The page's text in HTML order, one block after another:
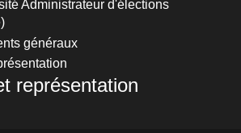
Administrateur d'élections
généraux
représentation